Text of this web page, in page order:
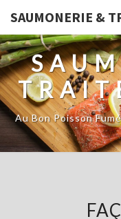
SAUMONERIE &
Au Bon Poisson